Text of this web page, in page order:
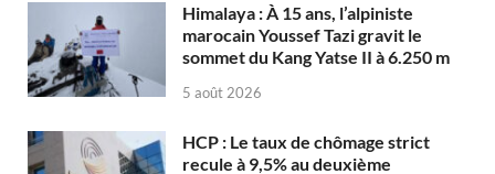
Himalaya : À 15 ans, l’alpiniste
marocain Youssef Tazi gravit le
sommet du Kang Yatse II à 6.250 m
5 août 2026
HCP : Le taux de chômage strict
recule à 9,5% au deuxième